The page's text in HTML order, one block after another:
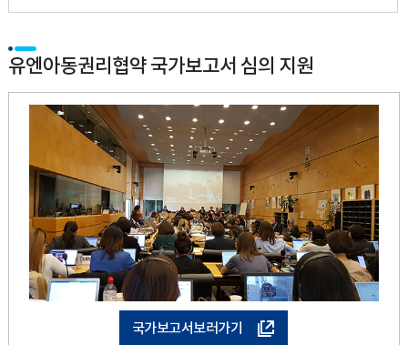
유엔아동권리협약 국가보고서 심의 지원
국가보고서보러가기